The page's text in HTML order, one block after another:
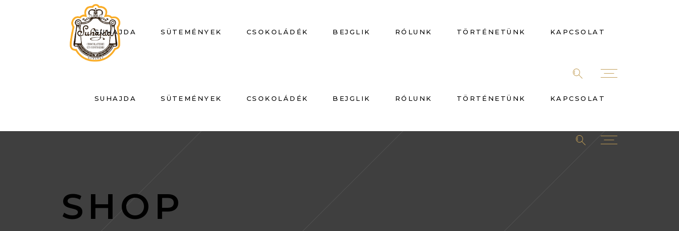
SUHAJDA SÜTEMÉNYEK CSOKOLÁDÉK BEJGLIK RÓLUNK TÖRTÉNETÜNK KAPCSOLAT
SUHAJDA SÜTEMÉNYEK CSOKOLÁDÉK BEJGLIK RÓLUNK TÖRTÉNETÜNK KAPCSOLAT
SHOP